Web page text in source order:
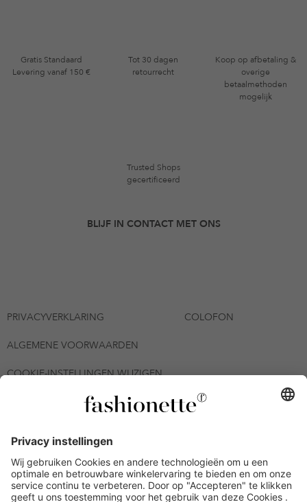
Gratis Standaard
Levering vanaf 150 €
Tot 30 dagen
retourrecht
Koop op afbetaling &
overige
betaalmethoden
mogelijk
Trusted Shops
gecertificeerd
BLIJF IN CONTACT MET ONS
PRIVACYVERKLARING COLOFON
ALGEMENE VOORWAARDEN
COOKIE-INSTELLINGEN WIJZIGEN
© 2026 - fashionette Plattform GmbH
*De kortingsbon is tot en met 12-08-2026 meerdere keren
inwisselbaar op alle artikelen op de pagina
fashionette.nl/selected-styles. De voorwaarden zoals vastgelegd in
artikel 9 van de algemene voorwaarden zijn van toepassing.